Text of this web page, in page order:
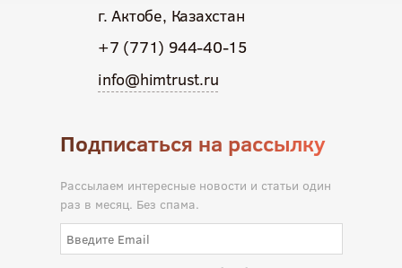
г. Актобе, Казахстан
+7 (771) 944-40-15
info@himtrust.ru
Подписаться на рассылку
Рассылаем интересные новости и статьи один
раз в месяц. Без спама.